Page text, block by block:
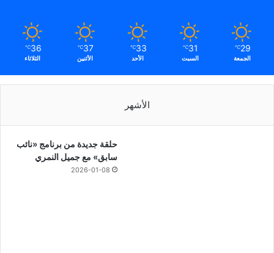
29
℃
الجمعة
31
℃
السبت
33
℃
الأحد
37
℃
الأثنين
36
℃
الثلاثاء
الأشهر
حلقة جديدة من برنامج «نائب
سابق» مع جميل النمري
2026-01-08